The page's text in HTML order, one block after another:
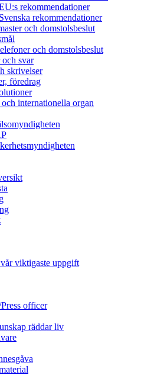
rekommendationer
Svenska rekommendationer
och domstolsbeslut
och domstolsbeslut
och svar
skrivelser
föredrag
internationella organ
viktigaste uppgift
officer
räddar liv